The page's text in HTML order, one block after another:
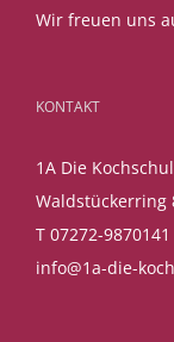
Wir freuen uns
KONTAKT
1A Die
Waldstückerring
T 07272-9870141
info@1a-die-